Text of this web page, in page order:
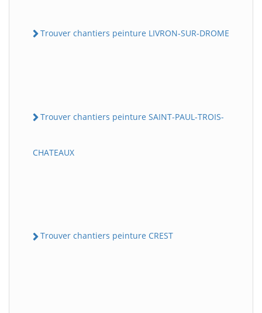
Trouver chantiers peinture LIVRON-SUR-DROME
Trouver chantiers peinture SAINT-PAUL-TROIS-
CHATEAUX
Trouver chantiers peinture CREST